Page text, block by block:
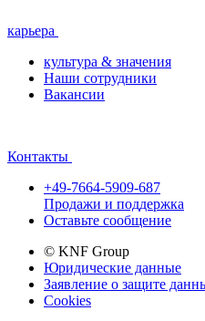
карьера
культура & значения
Наши сотрудники
Вакансии
Контакты
+49-7664-5909-687
Продажи и поддержка
Оставьте сообщение
© KNF Group
Юридические данные
Заявление о защите
Cookies